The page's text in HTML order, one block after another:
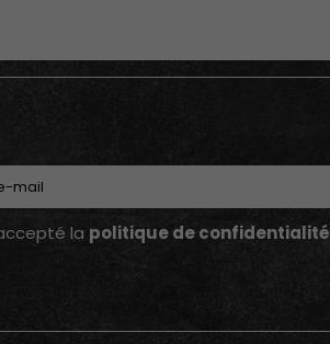
la politique de confidentialité